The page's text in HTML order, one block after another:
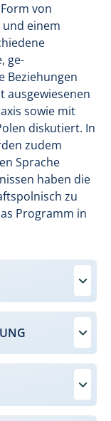
von
einem
ge-
Beziehungen
ausgewiesenen
sowie mit
diskutiert. In
zudem
Sprache
haben die
zu
Programm in